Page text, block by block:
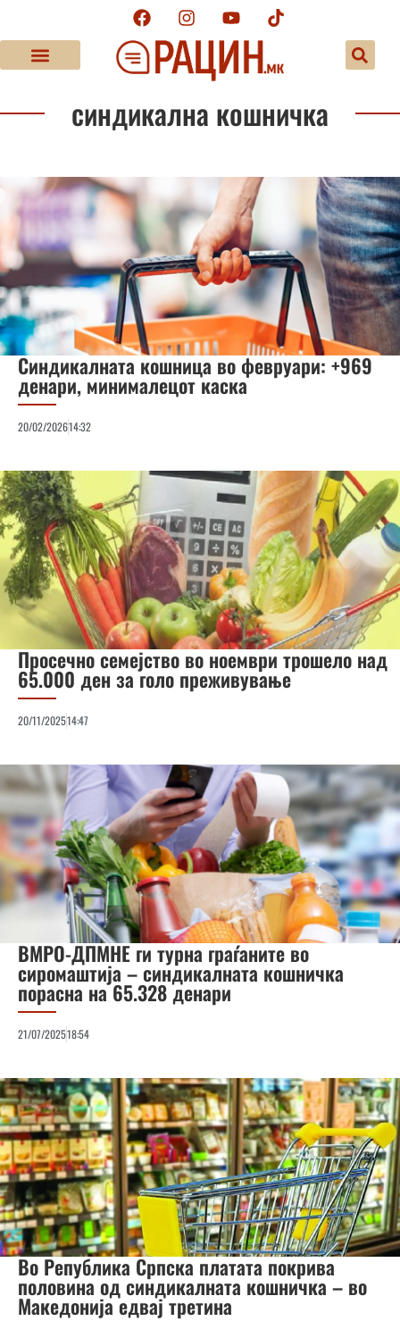
синдикална кошничка
Синдикалната кошница во февруари: +969
денари, минималецот каска
20/02/202614:32
Просечно семејство во ноември трошело над
65.000 ден за голо преживување
20/11/202514:47
ВМРО-ДПМНЕ ги турна граѓаните во
сиромаштија – синдикалната кошничка
порасна на 65.328 денари
21/07/202518:54
Во Република Српска платата покрива
половина од синдикалната кошничка – во
Македонија едвај третина